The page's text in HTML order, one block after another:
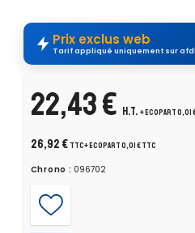
Prix exclus web
Tarif appliqué uniquement sur
22,43 € H.T. + ecopart 0,01
26,92 € TTC+ ecopart 0,01 € TTC
Chrono : 096702